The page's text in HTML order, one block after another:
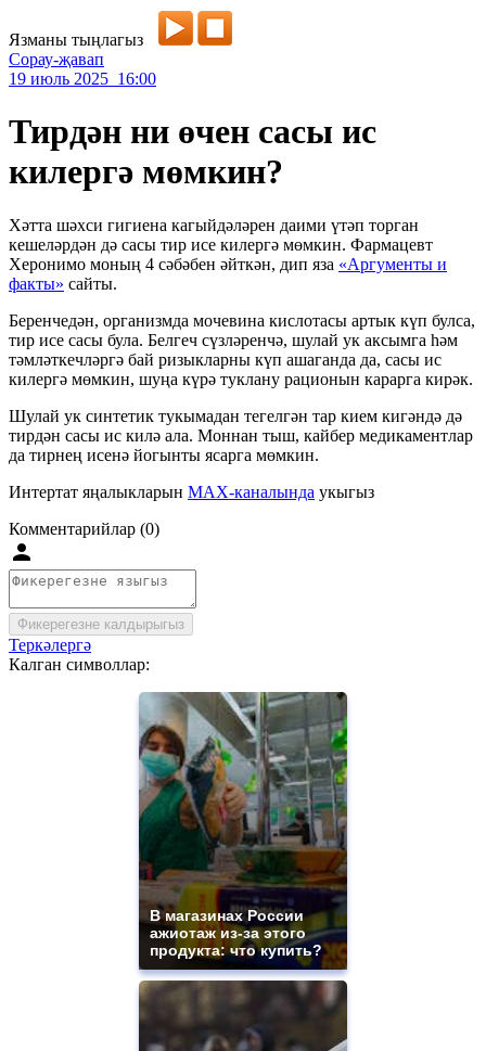
Язманы тыңлагыз
Сорау-җавап
19 июль 2025 16:00
Тирдән ни өчен сасы ис
килергә мөмкин?
Хәтта шәхси гигиена кагыйдәләрен даими үтәп торган
кешеләрдән дә сасы тир исе килергә мөмкин. Фармацевт
Херонимо моның 4 сәбәбен әйткән, дип яза «Аргументы и
факты» сайты.
Беренчедән, организмда мочевина кислотасы артык күп булса,
тир исе сасы була. Белгеч сүзләренчә, шулай ук аксымга һәм
тәмләткечләргә бай ризыкларны күп ашаганда да, сасы ис
килергә мөмкин, шуңа күрә туклану рационын карарга кирәк.
Шулай ук синтетик тукымадан тегелгән тар кием кигәндә дә
тирдән сасы ис килә ала. Моннан тыш, кайбер медикаментлар
да тирнең исенә йогынты ясарга мөмкин.
Интертат яңалыкларын MAX-каналында укыгыз
Комментарийлар (0)
Фикерегезне калдырыгыз
Теркәлергә
Калган символлар:
В магазинах России
ажиотаж из-за этого
продукта: что купить?